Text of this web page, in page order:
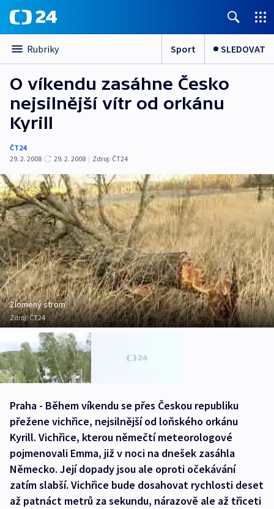
Rubriky Sport SLEDOVAT
O víkendu zasáhne Česko
nejsilnější vítr od orkánu
Kyrill
ČT24
29. 2. 2008
29. 2. 2008 | Zdroj: ČT24
Zlomený strom
Zdroj:ČT24
Praha - Během víkendu se přes Českou republiku
přežene vichřice, nejsilnější od loňského orkánu
Kyrill. Vichřice, kterou němečtí meteorologové
pojmenovali Emma, již v noci na dnešek zasáhla
Německo. Její dopady jsou ale oproti očekávání
zatím slabší. Vichřice bude dosahovat rychlosti deset
až patnáct metrů za sekundu, nárazově ale až třiceti